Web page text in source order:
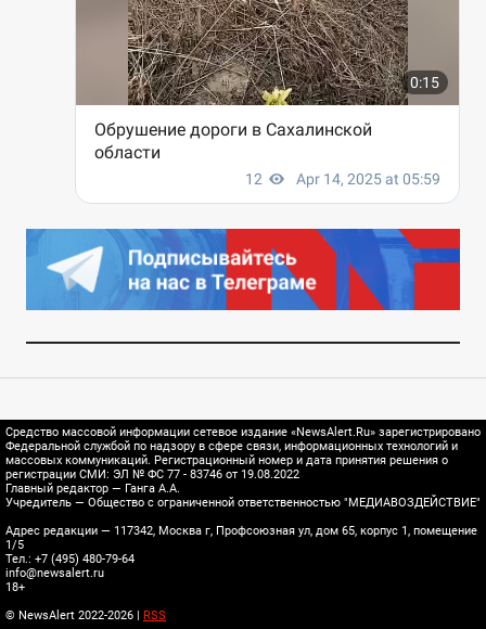
Средство массовой информации сетевое издание «NewsAlert.Ru» зарегистрировано
Федеральной службой по надзору в сфере связи, информационных технологий и
массовых коммуникаций. Регистрационный номер и дата принятия решения о
регистрации СМИ: ЭЛ № ФС 77 - 83746 от 19.08.2022
Главный редактор — Ганга А.А.
Учредитель — Общество с ограниченной ответственностью "МЕДИАВОЗДЕЙСТВИЕ"
Адрес редакции — 117342, Москва г, Профсоюзная ул, дом 65, корпус 1, помещение
1/5
Тел.: +7 (495) 480-79-64
info@newsalert.ru
18+
© NewsAlert 2022-2026 | RSS